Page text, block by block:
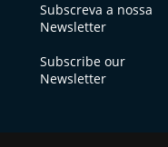
Subscreva a nossa
Newsletter
Subscribe our
Newsletter